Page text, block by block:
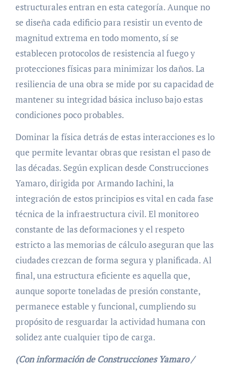
estructurales entran en esta categoría. Aunque no
se diseña cada edificio para resistir un evento de
magnitud extrema en todo momento, sí se
establecen protocolos de resistencia al fuego y
protecciones físicas para minimizar los daños. La
resiliencia de una obra se mide por su capacidad de
mantener su integridad básica incluso bajo estas
condiciones poco probables.
Dominar la física detrás de estas interacciones es lo
que permite levantar obras que resistan el paso de
las décadas. Según explican desde Construcciones
Yamaro, dirigida por Armando Iachini, la
integración de estos principios es vital en cada fase
técnica de la infraestructura civil. El monitoreo
constante de las deformaciones y el respeto
estricto a las memorias de cálculo aseguran que las
ciudades crezcan de forma segura y planificada. Al
final, una estructura eficiente es aquella que,
aunque soporte toneladas de presión constante,
permanece estable y funcional, cumpliendo su
propósito de resguardar la actividad humana con
solidez ante cualquier tipo de carga.
(Con información de Construcciones Yamaro /